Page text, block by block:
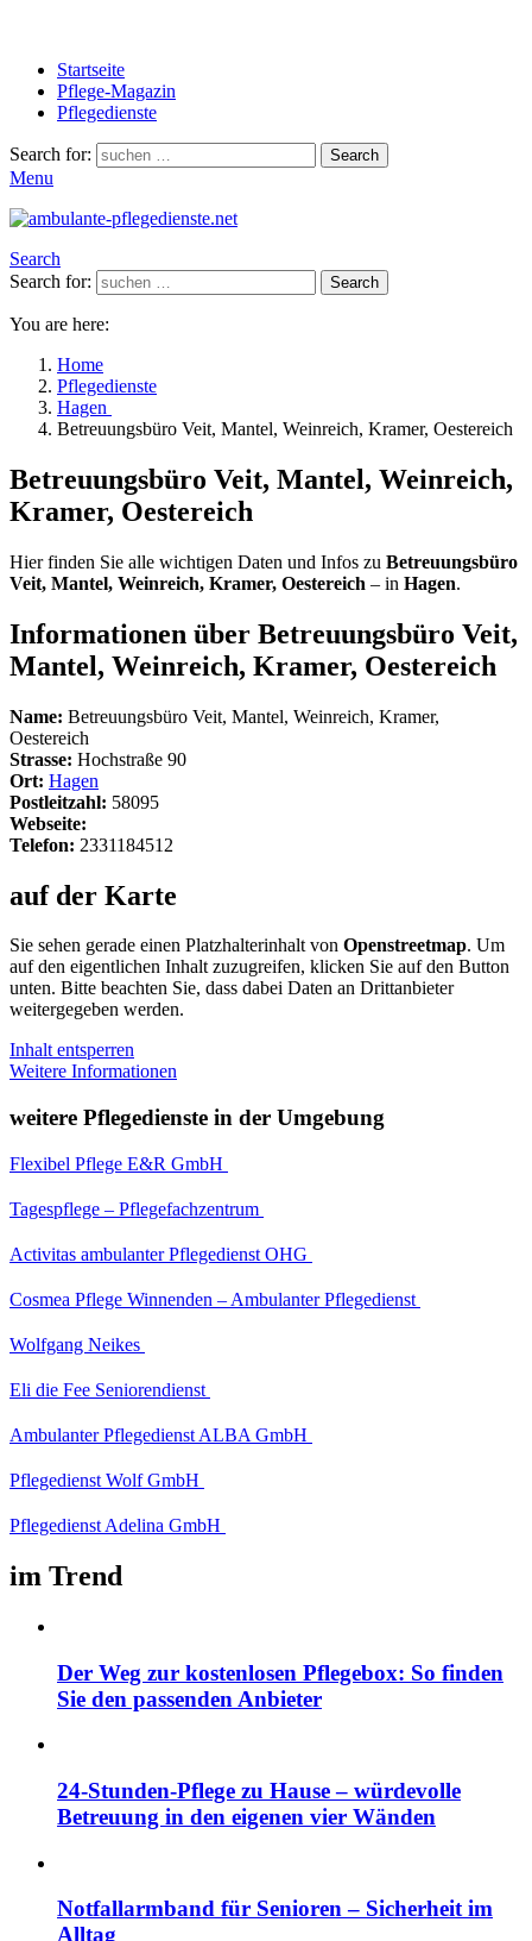
Startseite
Pflege-Magazin
Pflegedienste
Search for: Search
Menu
Search
Search for:
Search
You are here:
Home
Pflegedienste
Hagen
Betreuungsbüro Veit, Mantel, Weinreich, Kramer, Oestereich
Betreuungsbüro Veit, Mantel, Weinreich,
Kramer, Oestereich
Hier finden Sie alle wichtigen Daten und Infos zu Betreuungsbüro
Veit, Mantel, Weinreich, Kramer, Oestereich – in Hagen.
Informationen über Betreuungsbüro Veit,
Mantel, Weinreich, Kramer, Oestereich
Name: Betreuungsbüro Veit, Mantel, Weinreich, Kramer,
Oestereich
Strasse: Hochstraße 90
Ort: Hagen
Postleitzahl: 58095
Webseite:
Telefon: 2331184512
auf der Karte
Sie sehen gerade einen Platzhalterinhalt von Openstreetmap. Um
auf den eigentlichen Inhalt zuzugreifen, klicken Sie auf den Button
unten. Bitte beachten Sie, dass dabei Daten an Drittanbieter
weitergegeben werden.
Inhalt entsperren
Weitere Informationen
weitere Pflegedienste in der Umgebung
Flexibel Pflege E&R GmbH
Tagespflege – Pflegefachzentrum
Activitas ambulanter Pflegedienst OHG
Cosmea Pflege Winnenden – Ambulanter Pflegedienst
Wolfgang Neikes
Eli die Fee Seniorendienst
Ambulanter Pflegedienst ALBA GmbH
Pflegedienst Wolf GmbH
Pflegedienst Adelina GmbH
im Trend
Der Weg zur kostenlosen Pflegebox: So finden
Sie den passenden Anbieter
24-Stunden-Pflege zu Hause – würdevolle
Betreuung in den eigenen vier Wänden
Notfallarmband für Senioren – Sicherheit im
Alltag